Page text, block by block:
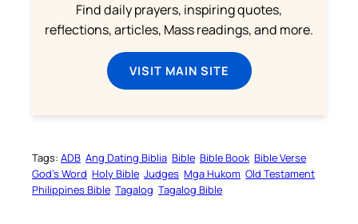
Find daily prayers, inspiring quotes,
reflections, articles, Mass readings, and more.
VISIT MAIN SITE
Tags: ADB Ang Dating Biblia Bible Bible Book Bible Verse
God’s Word Holy Bible Judges Mga Hukom Old Testament
Philippines Bible Tagalog Tagalog Bible